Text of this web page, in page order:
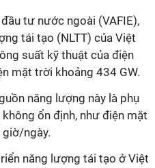
tư nước ngoài (VAFIE),
tái tạo (NLTT) của Việt
suất kỹ thuật của điện
mặt trời khoảng 434 GW.
năng lượng này là phụ
ổn định, như điện mặt
ngày.
năng lượng tái tạo ở Việt